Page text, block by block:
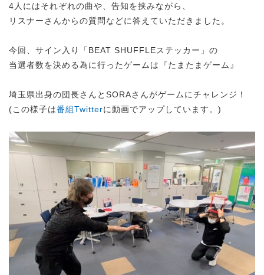
4人にはそれぞれの曲や、告知を挟みながら、
リスナーさんからの質問などに答えていただきました。
今回、サイン入り「BEAT SHUFFLEステッカー」の
当選者数を決める為に行ったゲームは『たまたまゲーム』
埼玉県出身の団長さんとSORAさんがゲームにチャレンジ！
(この様子は番組Twitterに動画でアップしています。)